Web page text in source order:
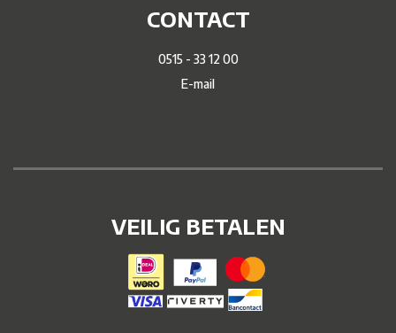
CONTACT
0515 - 33 12 00
E-mail
VEILIG BETALEN